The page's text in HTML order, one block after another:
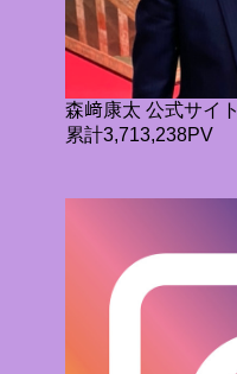
森﨑康太 公式サイト
累計3,713,238PV